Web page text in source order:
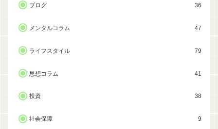
ブログ 36
メンタルコラム 47
ライフスタイル 79
思想コラム 41
投資 38
社会保障 9